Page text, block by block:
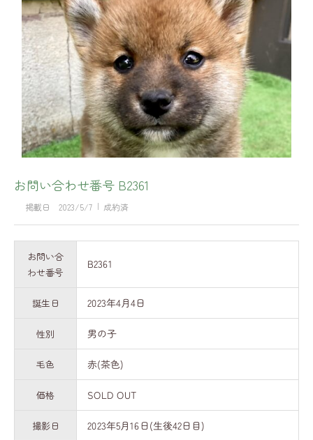
お問い合わせ番号 B2361
掲載日 2023/5/7 成約済
お問い合
わせ番号
B2361
誕生日 2023年4月4日
性別 男の子
毛色 赤(茶色)
価格 SOLD OUT
撮影日 2023年5月16日(生後42日目)
お問い合わせ